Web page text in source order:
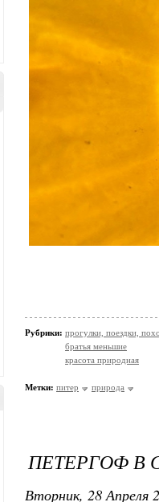
Рубрики: прогулки, поездки,
братья меньшие
красота природная
Метки: питер природа
ПЕТЕРГОФ В
Вторник, 28 Апреля